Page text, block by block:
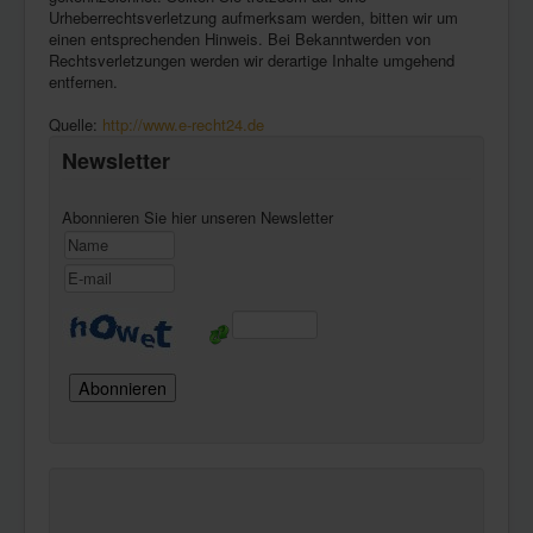
Urheberrechtsverletzung aufmerksam werden, bitten wir um
einen entsprechenden Hinweis. Bei Bekanntwerden von
Rechtsverletzungen werden wir derartige Inhalte umgehend
entfernen.
Quelle: http://www.e-recht24.de
Newsletter
Abonnieren Sie hier unseren Newsletter